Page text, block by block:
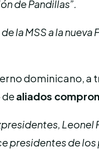
de Pandillas”.
la MSS a la
dominicano, a
de aliados
presidentes de